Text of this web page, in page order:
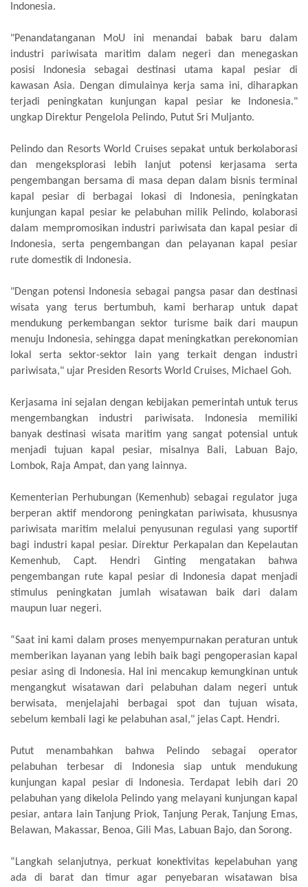
Indonesia.
"Penandatanganan MoU ini menandai babak baru dalam
industri pariwisata maritim dalam negeri dan menegaskan
posisi Indonesia sebagai destinasi utama kapal pesiar di
kawasan Asia. Dengan dimulainya kerja sama ini, diharapkan
terjadi peningkatan kunjungan kapal pesiar ke Indonesia."
ungkap Direktur Pengelola Pelindo, Putut Sri Muljanto.
Pelindo dan Resorts World Cruises sepakat untuk berkolaborasi
dan mengeksplorasi lebih lanjut potensi kerjasama serta
pengembangan bersama di masa depan dalam bisnis terminal
kapal pesiar di berbagai lokasi di Indonesia, peningkatan
kunjungan kapal pesiar ke pelabuhan milik Pelindo, kolaborasi
dalam mempromosikan industri pariwisata dan kapal pesiar di
Indonesia, serta pengembangan dan pelayanan kapal pesiar
rute domestik di Indonesia.
"Dengan potensi Indonesia sebagai pangsa pasar dan destinasi
wisata yang terus bertumbuh, kami berharap untuk dapat
mendukung perkembangan sektor turisme baik dari maupun
menuju Indonesia, sehingga dapat meningkatkan perekonomian
lokal serta sektor-sektor lain yang terkait dengan industri
pariwisata," ujar Presiden Resorts World Cruises, Michael Goh.
Kerjasama ini sejalan dengan kebijakan pemerintah untuk terus
mengembangkan industri pariwisata. Indonesia memiliki
banyak destinasi wisata maritim yang sangat potensial untuk
menjadi tujuan kapal pesiar, misalnya Bali, Labuan Bajo,
Lombok, Raja Ampat, dan yang lainnya.
Kementerian Perhubungan (Kemenhub) sebagai regulator juga
berperan aktif mendorong peningkatan pariwisata, khususnya
pariwisata maritim melalui penyusunan regulasi yang suportif
bagi industri kapal pesiar. Direktur Perkapalan dan Kepelautan
Kemenhub, Capt. Hendri Ginting mengatakan bahwa
pengembangan rute kapal pesiar di Indonesia dapat menjadi
stimulus peningkatan jumlah wisatawan baik dari dalam
maupun luar negeri.
“Saat ini kami dalam proses menyempurnakan peraturan untuk
memberikan layanan yang lebih baik bagi pengoperasian kapal
pesiar asing di Indonesia. Hal ini mencakup kemungkinan untuk
mengangkut wisatawan dari pelabuhan dalam negeri untuk
berwisata, menjelajahi berbagai spot dan tujuan wisata,
sebelum kembali lagi ke pelabuhan asal," jelas Capt. Hendri.
Putut menambahkan bahwa Pelindo sebagai operator
pelabuhan terbesar di Indonesia siap untuk mendukung
kunjungan kapal pesiar di Indonesia. Terdapat lebih dari 20
pelabuhan yang dikelola Pelindo yang melayani kunjungan kapal
pesiar, antara lain Tanjung Priok, Tanjung Perak, Tanjung Emas,
Belawan, Makassar, Benoa, Gili Mas, Labuan Bajo, dan Sorong.
“Langkah selanjutnya, perkuat konektivitas kepelabuhan yang
ada di barat dan timur agar penyebaran wisatawan bisa